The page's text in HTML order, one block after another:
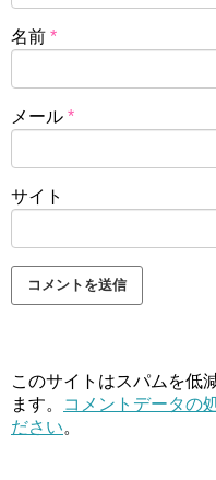
名前 *
メール *
サイト
このサイトはスパムを低
ます。
コメントデータの
ださい。